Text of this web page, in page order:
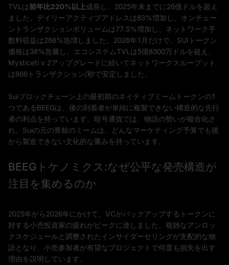
TVLは前年比220%以上成長し、2025年末までに26億ドルを超え
ました。デイリーアクティブアドレスは83%増加し、オンチェー
ントランザクションボリュームは77.5%増加し、ネットワーク手
数料収益は268%急増しました。2026年1月だけで、SUIトークン
価格は38%急騰し、エコシステムTVLは5億8300万ドルを超え、
Mysticeti v 2アップグレードに続いてネットワークスループット
は866トランザクション/秒で安定しました。
Suiブロックチェーン上の最初期のネイティブミームトークンの1
つであるBEEGは、後の到着者が単純に複製できない構造的な先行
者の利点を持っています。暗号通貨では、物語の勢いが複合化さ
れ、Suiの元の青鯨のミームは、どんなマーケティング予算でも後
から製造できない文化的な重みを持っています。
BEEGトケノミクス:なぜ公平な発売構造が
注目を集めるのか
2025年から2026年にかけて、VCがバックアップするトークンに
対する小売投資家の疲れがピークに達しました。複雑なアンロッ
クスケジュールと調整されたインサイダーセリングが支配的な物
語となり、小売参加者が有望なプロジェクトで何度も損失を出す
理由を説明しています。